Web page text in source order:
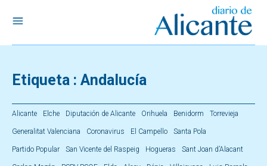
Etiqueta : Andalucía
Alicante Elche Diputación de Alicante Orihuela Benidorm Torrevieja
Generalitat Valenciana Coronavirus El Campello Santa Pola
Partido Popular San Vicente del Raspeig Hogueras Sant Joan d’Alacant